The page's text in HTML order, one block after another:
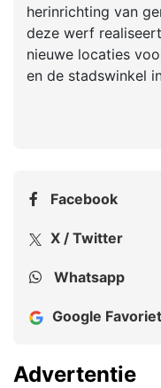
herinrichting van
deze werf
nieuwe locaties
en de stadswinkel
Facebook
X / Twitter
Whatsapp
Google Favoriet
Advertentie